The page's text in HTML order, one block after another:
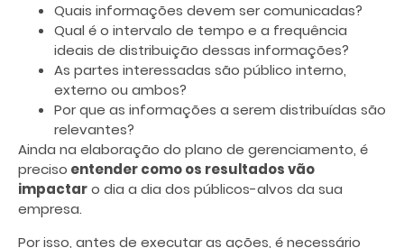
Quais informações devem ser comunicadas?
Qual é o intervalo de tempo e a frequência
ideais de distribuição dessas informações?
As partes interessadas são público interno,
externo ou ambos?
Por que as informações a serem distribuídas são
relevantes?
Ainda na elaboração do plano de gerenciamento, é
preciso entender como os resultados vão
impactaro dia a dia dos públicos-alvos da sua
empresa.
Por isso, antes de executar as ações, é necessário